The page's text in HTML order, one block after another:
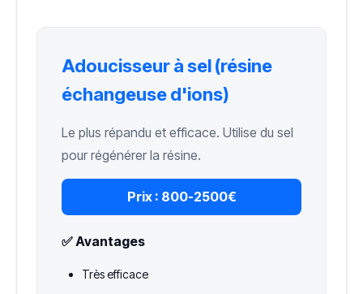
Adoucisseur à sel (résine
échangeuse d'ions)
Le plus répandu et efficace. Utilise du sel
pour régénérer la résine.
Prix : 800-2500€
✅ Avantages
Très efficace